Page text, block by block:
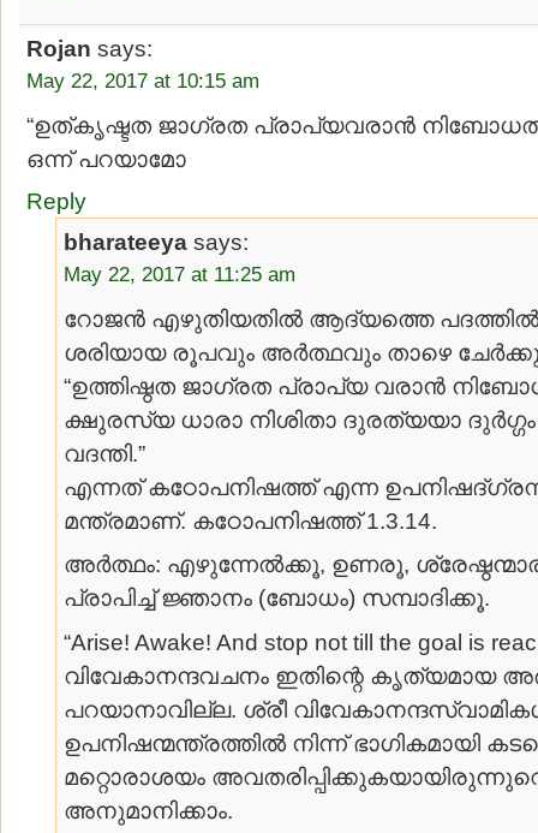
Rojan says:
May 22, 2017 at 10:15 am
“ഉത്കൃഷ്ടത ജാഗ്രത പ്രാപ്യവരാൻ നിബോധത
ഒന്ന് പറയാമോ
Reply
bharateeya says:
May 22, 2017 at 11:25 am
റോജന്‍ എഴുതിയതില്‍ ആദ്യത്തെ പദത്തില്‍
ശരിയായ രൂപവും അര്‍ത്ഥവും താഴെ
“ഉത്തിഷ്ഠത ജാഗ്രത പ്രാപ്യ വരാന്‍
ക്ഷുരസ്യ ധാരാ നിശിതാ ദുരത്യയാ
വദന്തി.”
എന്നത് കഠോപനിഷത്ത് എന്ന
മന്ത്രമാണ്. കഠോപനിഷത്ത് 1.3.14.
അര്‍ത്ഥം: എഴുന്നേല്‍ക്കൂ, ഉണരൂ,
പ്രാപിച്ച് ജ്ഞാനം (ബോധം) സമ്പാദിക്കൂ.
“Arise! Awake! And stop not till the goal is
വിവേകാനന്ദവചനം ഇതിന്റെ കൃത്യമായ
പറയാനാവില്ല. ശ്രീ
ഉപനിഷന്മന്ത്രത്തില്‍ നിന്ന് ഭാഗികമായി
മറ്റൊരാശയം
അനുമാനിക്കാം.